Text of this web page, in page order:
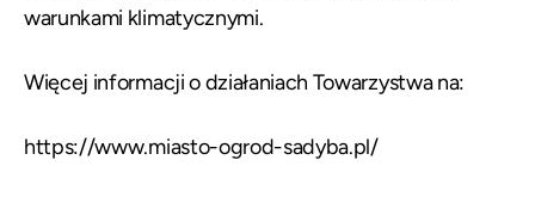
warunkami klimatycznymi.
Więcej informacji o działaniach Towarzystwa na:
https://www.miasto-ogrod-sadyba.pl/